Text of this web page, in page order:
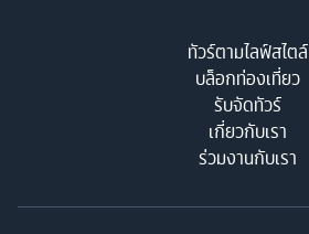
ทัวร์ตามไลฟ์สไตล์
บล็อกท่องเที่ยว
รับจัดทัวร์
เกี่ยวกับเรา
ร่วมงานกับเรา